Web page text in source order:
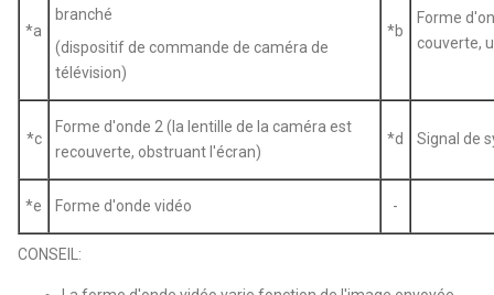
*a
branché
(dispositif de commande de caméra de
télévision)
*b
Forme
couverte,
*c
Forme d'onde 2 (la lentille de la caméra est
recouverte, obstruant l'écran)
*d Signal de
*e Forme d'onde vidéo -
CONSEIL: